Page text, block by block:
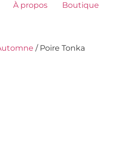
À propos Boutique
/ Poire Tonka